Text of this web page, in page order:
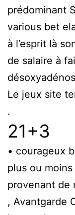
prédominant
various bet
à l’esprit là
de salaire à
Le jeux site
.
21+3
• courageux
plus ou moins
provenant de
, Avantgarde